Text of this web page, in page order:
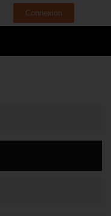
Connexion